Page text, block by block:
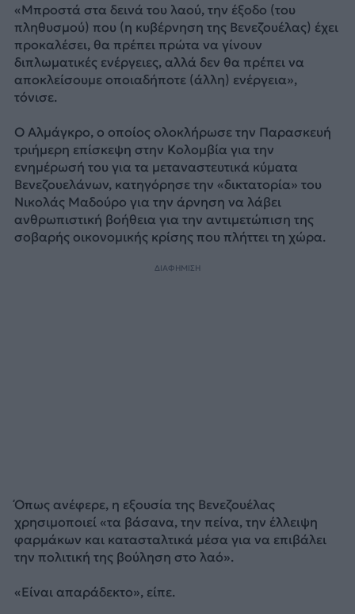
«Μπροστά στα δεινά του λαού, την έξοδο (του
πληθυσμού) που (η κυβέρνηση της Βενεζουέλας) έχει
προκαλέσει, θα πρέπει πρώτα να γίνουν
διπλωματικές ενέργειες, αλλά δεν θα πρέπει να
αποκλείσουμε οποιαδήποτε (άλλη) ενέργεια»,
τόνισε.
Ο Αλμάγκρο, ο οποίος ολοκλήρωσε την Παρασκευή
τριήμερη επίσκεψη στην Κολομβία για την
ενημέρωσή του για τα μεταναστευτικά κύματα
Βενεζουελάνων, κατηγόρησε την «δικτατορία» του
Νικολάς Μαδούρο για την άρνηση να λάβει
ανθρωπιστική βοήθεια για την αντιμετώπιση της
σοβαρής οικονομικής κρίσης που πλήττει τη χώρα.
ΔΙΑΦΗΜΙΣΗ
Όπως ανέφερε, η εξουσία της Βενεζουέλας
χρησιμοποιεί «τα βάσανα, την πείνα, την έλλειψη
φαρμάκων και κατασταλτικά μέσα για να επιβάλει
την πολιτική της βούληση στο λαό».
«Είναι απαράδεκτο», είπε.